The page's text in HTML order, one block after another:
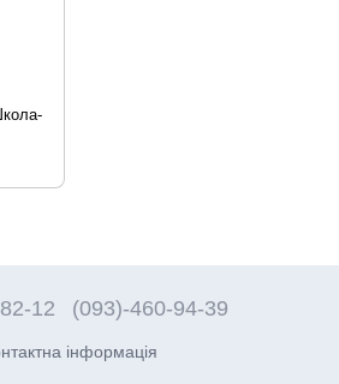
12 (093)-460-94-39
інформація